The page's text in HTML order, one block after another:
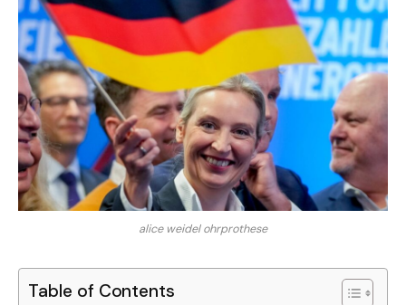
alice weidel ohrprothese
Table of Contents